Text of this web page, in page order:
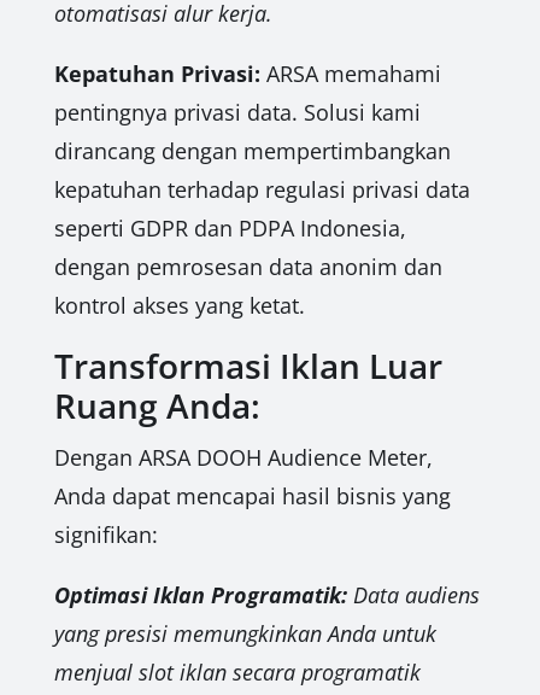
otomatisasi alur kerja.
Kepatuhan Privasi: ARSA memahami
pentingnya privasi data. Solusi kami
dirancang dengan mempertimbangkan
kepatuhan terhadap regulasi privasi data
seperti GDPR dan PDPA Indonesia,
dengan pemrosesan data anonim dan
kontrol akses yang ketat.
Transformasi Iklan Luar
Ruang Anda:
Dengan ARSA DOOH Audience Meter,
Anda dapat mencapai hasil bisnis yang
signifikan:
Optimasi Iklan Programatik:Data audiens
yang presisi memungkinkan Anda untuk
menjual slot iklan secara programatik